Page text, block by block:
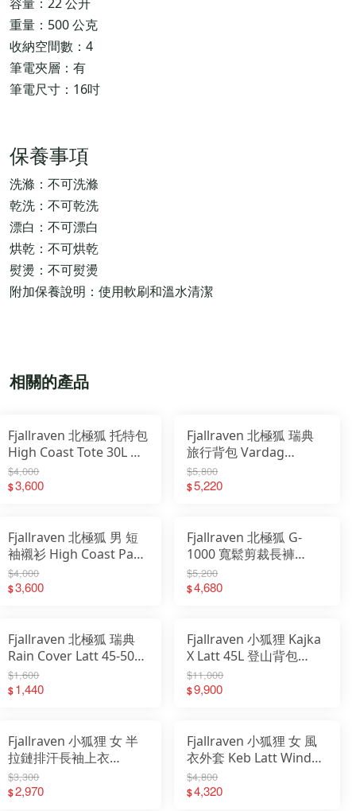
重量：500 公克
收納空間數：4
筆電夾層：有
筆電尺寸：16吋
保養事項
洗滌：不可洗滌
乾洗：不可乾洗
漂白：不可漂白
烘乾：不可烘乾
熨燙：不可熨燙
附加保養說明：使用軟刷和溫水清潔
相關的產品
Fjallraven 北極狐 托特包
High Coast Tote 30L 肩
背包 23200331
$4,000
$3,600
Fjallraven 北極狐 瑞典
旅行背包 Vardag
Splitpack 45L 23200302
$5,800
$5,220
Fjallraven 北極狐 男 短
袖襯衫 High Coast Pack
Shirt 12600249
$4,000
$3,600
Fjallraven 北極狐 G-
1000 寬鬆剪裁長褲
Vardag Relaxed
12200229
$5,200
$4,680
Fjallraven 北極狐 瑞典
Rain Cover Latt 45-50L
輕量防雨套 防雨套
23100184
$1,600
$1,440
Fjallraven 小狐狸 Kajka
X Latt 45L 登山背包
23200351 23200352
$11,000
$9,900
Fjallraven 小狐狸 女 半
拉鏈排汗長袖上衣
Abisko Day Hike
14600281
$3,300
$2,970
Fjallraven 小狐狸 女 風
衣外套 Keb Latt Wind
Jacket 14500184
$4,800
$4,320